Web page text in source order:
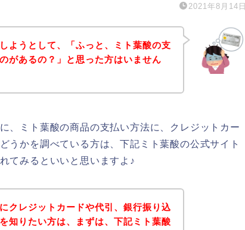
2021年8月14日
ようとして、「ふっと、ミト葉酸の支
があるの？」と思った方はいません
、ミト葉酸の商品の支払い方法に、クレジットカー
うかを調べている方は、下記ミト葉酸の公式サイト
てみるといいと思いますよ♪
クレジットカードや代引、銀行振り込
知りたい方は、まずは、下記ミト葉酸